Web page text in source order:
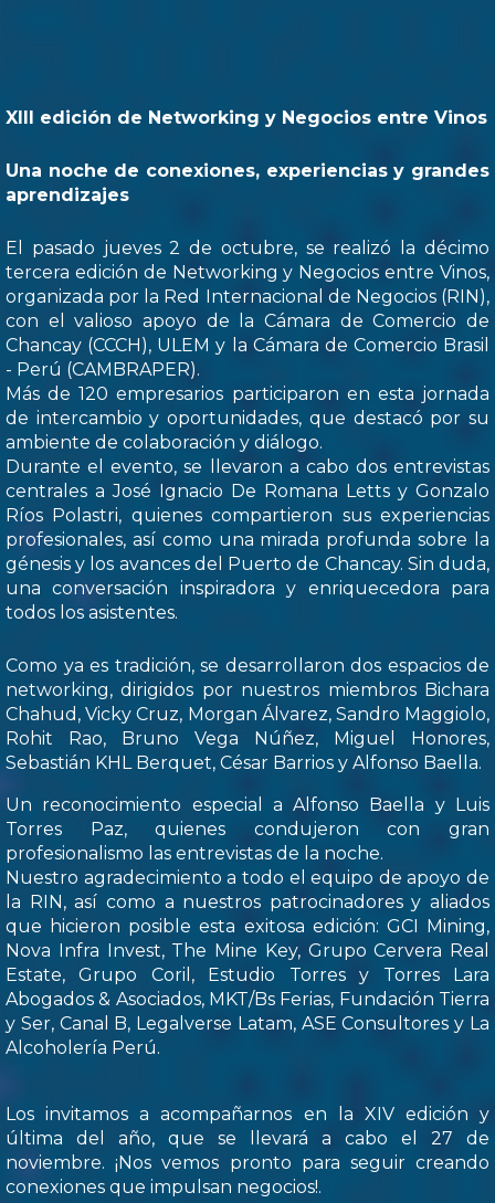
XIII edición de Networking y Negocios entre Vinos
Una noche de conexiones, experiencias y grandes
aprendizajes
El pasado jueves 2 de octubre, se realizó la décimo
tercera edición de Networking y Negocios entre Vinos,
organizada por la Red Internacional de Negocios (RIN),
con el valioso apoyo de la Cámara de Comercio de
Chancay (CCCH), ULEM y la Cámara de Comercio Brasil
- Perú (CAMBRAPER).
Más de 120 empresarios participaron en esta jornada
de intercambio y oportunidades, que destacó por su
ambiente de colaboración y diálogo.
Durante el evento, se llevaron a cabo dos entrevistas
centrales a José Ignacio De Romana Letts y Gonzalo
Ríos Polastri, quienes compartieron sus experiencias
profesionales, así como una mirada profunda sobre la
génesis y los avances del Puerto de Chancay. Sin duda,
una conversación inspiradora y enriquecedora para
todos los asistentes.
Como ya es tradición, se desarrollaron dos espacios de
networking, dirigidos por nuestros miembros Bichara
Chahud, Vicky Cruz, Morgan Álvarez, Sandro Maggiolo,
Rohit Rao, Bruno Vega Núñez, Miguel Honores,
Sebastián KHL Berquet, César Barrios y Alfonso Baella.
Un reconocimiento especial a Alfonso Baella y Luis
Torres Paz, quienes condujeron con gran
profesionalismo las entrevistas de la noche.
Nuestro agradecimiento a todo el equipo de apoyo de
la RIN, así como a nuestros patrocinadores y aliados
que hicieron posible esta exitosa edición: GCI Mining,
Nova Infra Invest, The Mine Key, Grupo Cervera Real
Estate, Grupo Coril, Estudio Torres y Torres Lara
Abogados & Asociados, MKT/Bs Ferias, Fundación Tierra
y Ser, Canal B, Legalverse Latam, ASE Consultores y La
Alcoholería Perú.
Los invitamos a acompañarnos en la XIV edición y
última del año, que se llevará a cabo el 27 de
noviembre. ¡Nos vemos pronto para seguir creando
conexiones que impulsan negocios!.